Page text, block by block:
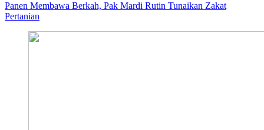
Panen Membawa Berkah, Pak Mardi Rutin Tunaikan Zakat
Pertanian